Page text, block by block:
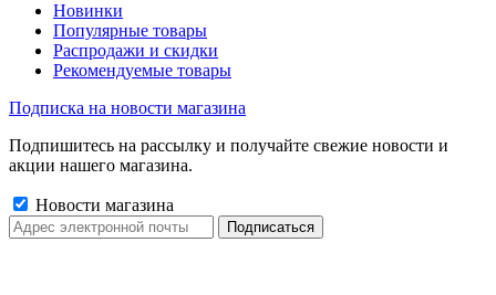
Новинки
Популярные товары
Распродажи и скидки
Рекомендуемые товары
Подписка на новости магазина
Подпишитесь на рассылку и получайте свежие новости и
акции нашего магазина.
Новости магазина